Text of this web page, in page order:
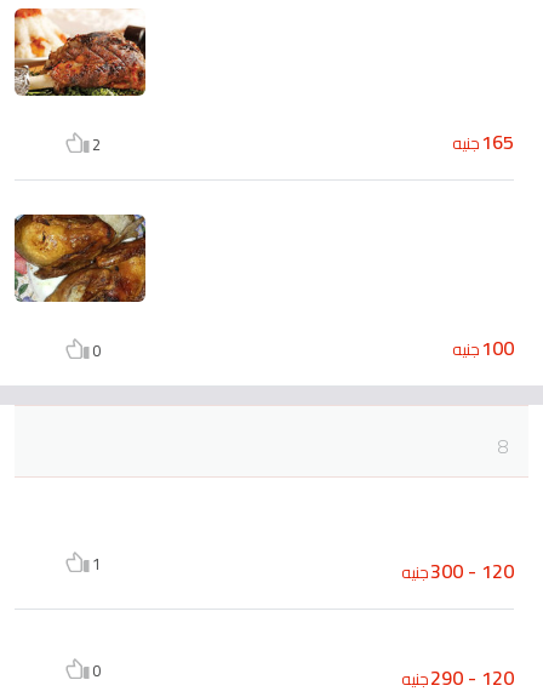
165جنيه 2
100جنيه 0
8
120 - 300 جنيه 1
120 - 290 جنيه 0